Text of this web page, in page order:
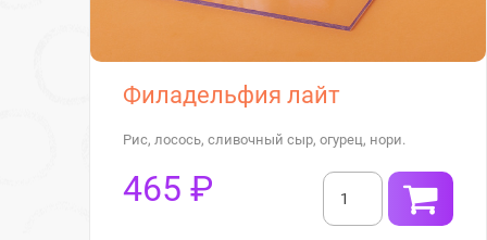
Филадельфия лайт
Рис, лосось, сливочный сыр, огурец, нори.
465 ₽